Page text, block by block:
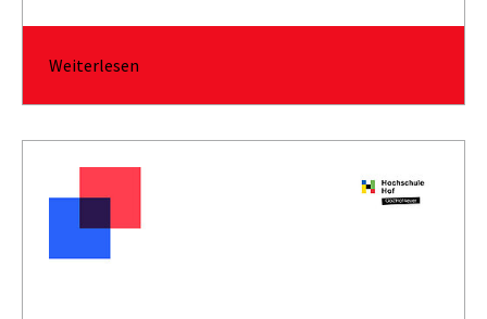
Weiterlesen